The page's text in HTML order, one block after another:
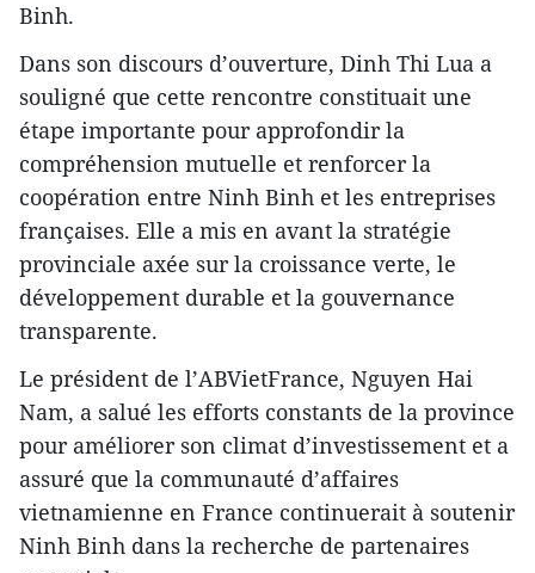
Binh.
Dans son discours d’ouverture, Dinh Thi Lua a
souligné que cette rencontre constituait une
étape importante pour approfondir la
compréhension mutuelle et renforcer la
coopération entre Ninh Binh et les entreprises
françaises. Elle a mis en avant la stratégie
provinciale axée sur la croissance verte, le
développement durable et la gouvernance
transparente.
Le président de l’ABVietFrance, Nguyen Hai
Nam, a salué les efforts constants de la province
pour améliorer son climat d’investissement et a
assuré que la communauté d’affaires
vietnamienne en France continuerait à soutenir
Ninh Binh dans la recherche de partenaires